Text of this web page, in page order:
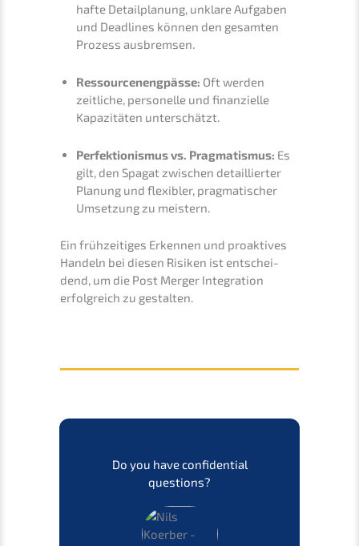
haf­te Detail­pla­nung, unkla­re Aufga­ben
und Deadlines können den gesam­ten
Prozess ausbremsen.
Ressour­cen­eng­päs­se: Oft werden
zeitli­che, perso­nel­le und finan­zi­el­le
Kapazi­tä­ten unterschätzt.
Perfek­tio­nis­mus vs. Pragma­tis­mus: Es
gilt, den Spagat zwischen detail­lier­ter
Planung und flexi­bler, pragma­ti­scher
Umset­zung zu meistern.
Ein frühzei­ti­ges Erken­nen und proak­ti­ves
Handeln bei diesen Risiken ist entschei­
dend, um die Post Merger Integra­ti­on
erfolg­reich zu gestalten.
Do you have confi­den­ti­al
questions?